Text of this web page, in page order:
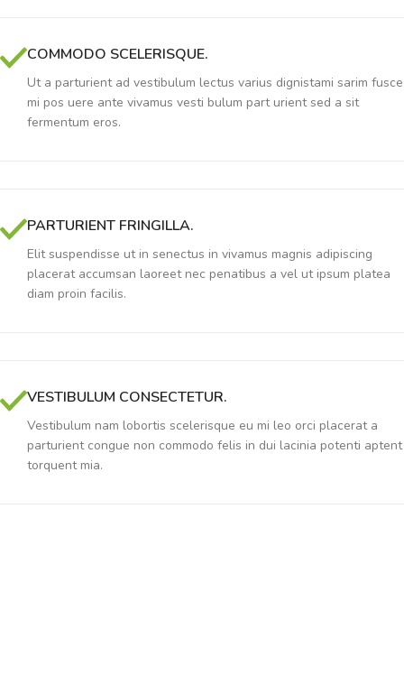
COMMODO SCELERISQUE.
Ut a parturient ad vestibulum lectus varius dignistami sarim fusce
mi pos uere ante vivamus vesti bulum part urient sed a sit
fermentum eros.
PARTURIENT FRINGILLA.
Elit suspendisse ut in senectus in vivamus magnis adipiscing
placerat accumsan laoreet nec penatibus a vel ut ipsum platea
diam proin facilis.
VESTIBULUM CONSECTETUR.
Vestibulum nam lobortis scelerisque eu mi leo orci placerat a
parturient congue non commodo felis in dui lacinia potenti aptent
torquent mia.